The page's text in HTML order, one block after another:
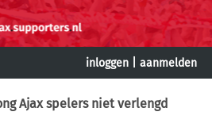
inloggen aanmelden
Ajax spelers niet verlengd